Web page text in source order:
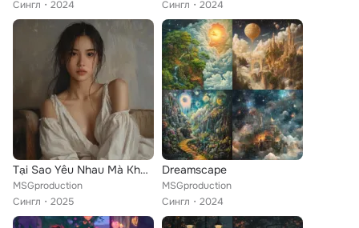
Сингл 2024 Сингл 2024
Tại Sao Yêu Nhau Mà Không Ở Bên Nhau?
MSGproduction
Сингл
2025
Dreamscape
MSGproduction
Сингл
2024